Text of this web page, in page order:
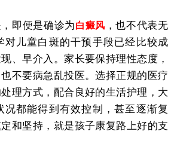
即便是确诊为白癜风 ，也不代表无
对儿童白斑的干预手段已经比较成
、早介入。家长要保持理性态度，
不要病急乱投医。选择正规的医疗
理方式，配合良好的生活护理，大
况都能得到有效控制，甚至逐渐复
和坚持，就是孩子康复路上好的支